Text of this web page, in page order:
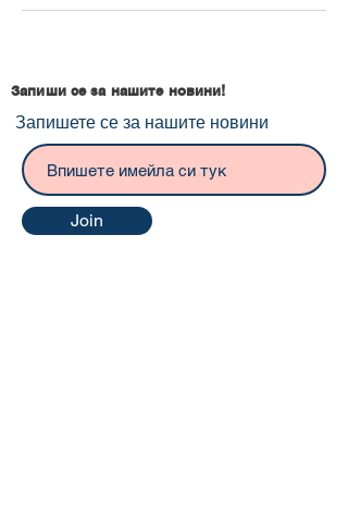
Запиши се за нашите новини!
Запишете се за нашите новини
Join